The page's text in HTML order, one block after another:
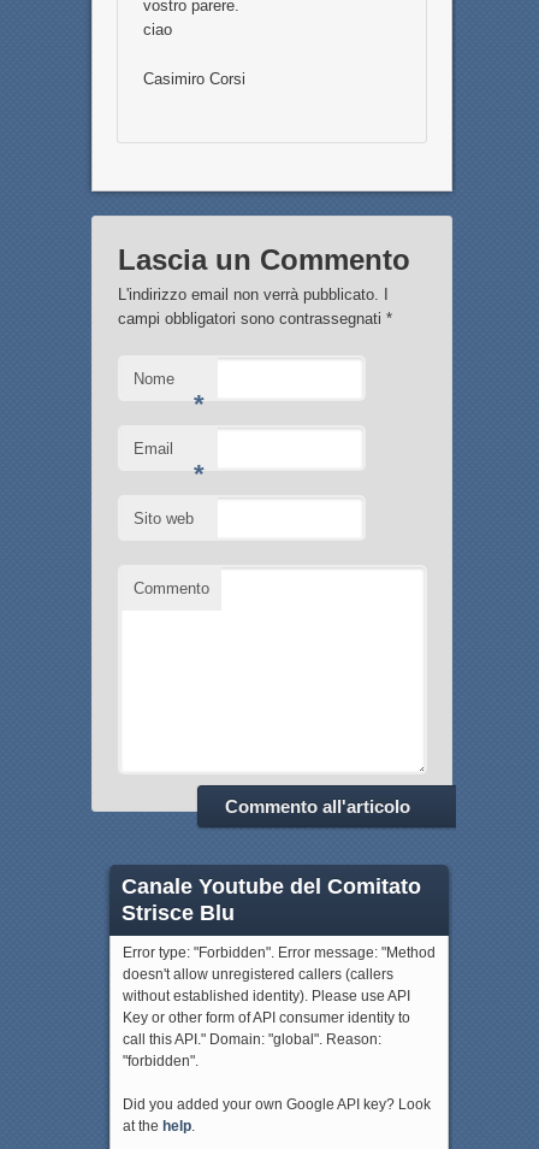
vostro parere.
ciao
Casimiro Corsi
Lascia un Commento
L'indirizzo email non verrà pubblicato. I
campi obbligatori sono contrassegnati *
Nome
*
Email
*
Sito web
Commento
Canale Youtube del Comitato
Strisce Blu
Error type: "Forbidden". Error message: "Method
doesn't allow unregistered callers (callers
without established identity). Please use API
Key or other form of API consumer identity to
call this API." Domain: "global". Reason:
"forbidden".
Did you added your own Google API key? Look
at the help.